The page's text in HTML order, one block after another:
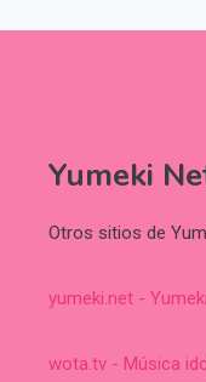
Yumeki
Otros sitios de
yumeki.net -
wota.tv - Música